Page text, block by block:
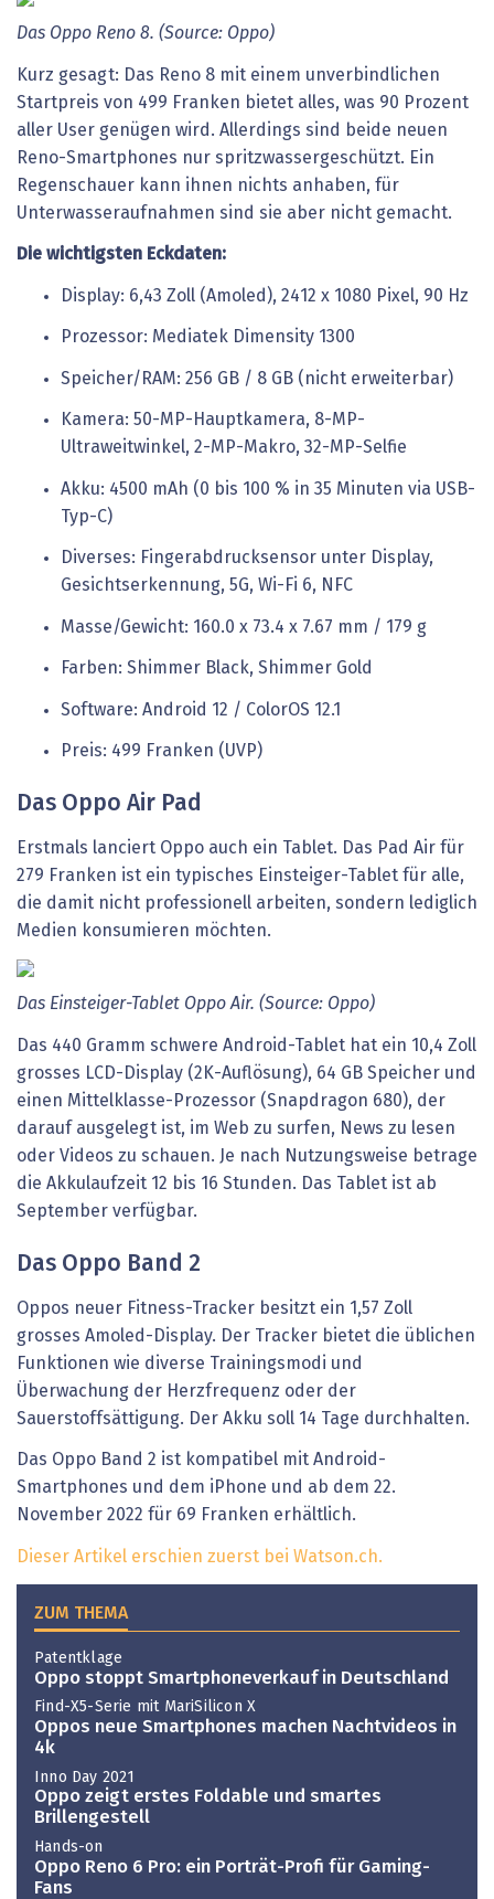
Das Oppo Reno 8. (Source: Oppo)
Kurz gesagt: Das Reno 8 mit einem unverbindlichen
Startpreis von 499 Franken bietet alles, was 90 Prozent
aller User genügen wird. Allerdings sind beide neuen
Reno-Smartphones nur spritzwassergeschützt. Ein
Regenschauer kann ihnen nichts anhaben, für
Unterwasseraufnahmen sind sie aber nicht gemacht.
Die wichtigsten Eckdaten:
Display: 6,43 Zoll (Amoled), 2412 x 1080 Pixel, 90 Hz
Prozessor: Mediatek Dimensity 1300
Speicher/RAM: 256 GB / 8 GB (nicht erweiterbar)
Kamera: 50-MP-Hauptkamera, 8-MP-
Ultraweitwinkel, 2-MP-Makro, 32-MP-Selfie
Akku: 4500 mAh (0 bis 100 % in 35 Minuten via USB-
Typ-C)
Diverses: Fingerabdrucksensor unter Display,
Gesichtserkennung, 5G, Wi-Fi 6, NFC
Masse/Gewicht: 160.0 x 73.4 x 7.67 mm / 179 g
Farben: Shimmer Black, Shimmer Gold
Software: Android 12 / ColorOS 12.1
Preis: 499 Franken (UVP)
Das Oppo Air Pad
Erstmals lanciert Oppo auch ein Tablet. Das Pad Air für
279 Franken ist ein typisches Einsteiger-Tablet für alle,
die damit nicht professionell arbeiten, sondern lediglich
Medien konsumieren möchten.
Das Einsteiger-Tablet Oppo Air. (Source: Oppo)
Das 440 Gramm schwere Android-Tablet hat ein 10,4 Zoll
grosses LCD-Display (2K-Auflösung), 64 GB Speicher und
einen Mittelklasse-Prozessor (Snapdragon 680), der
darauf ausgelegt ist, im Web zu surfen, News zu lesen
oder Videos zu schauen. Je nach Nutzungsweise betrage
die Akkulaufzeit 12 bis 16 Stunden. Das Tablet ist ab
September verfügbar.
Das Oppo Band 2
Oppos neuer Fitness-Tracker besitzt ein 1,57 Zoll
grosses Amoled-Display. Der Tracker bietet die üblichen
Funktionen wie diverse Trainingsmodi und
Überwachung der Herzfrequenz oder der
Sauerstoffsättigung. Der Akku soll 14 Tage durchhalten.
Das Oppo Band 2 ist kompatibel mit Android-
Smartphones und dem iPhone und ab dem 22.
November 2022 für 69 Franken erhältlich.
Dieser Artikel erschien zuerst bei Watson.ch.
ZUM THEMA
Patentklage
Oppo stoppt Smartphoneverkauf in Deutschland
Find-X5-Serie mit MariSilicon X
Oppos neue Smartphones machen Nachtvideos in
4k
Inno Day 2021
Oppo zeigt erstes Foldable und smartes
Brillengestell
Hands-on
Oppo Reno 6 Pro: ein Porträt-Profi für Gaming-
Fans